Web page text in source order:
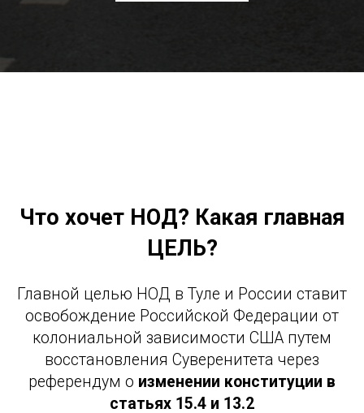
Что хочет НОД? Какая главная
ЦЕЛЬ?
Главной целью НОД в Туле и России ставит
освобождение Российской Федерации от
колониальной зависимости США путем
восстановления Суверенитета через
референдум о изменении конституции в
статьях 15.4 и 13.2